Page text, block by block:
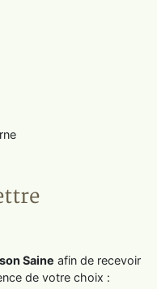
Saine afin de recevoir
de votre choix :